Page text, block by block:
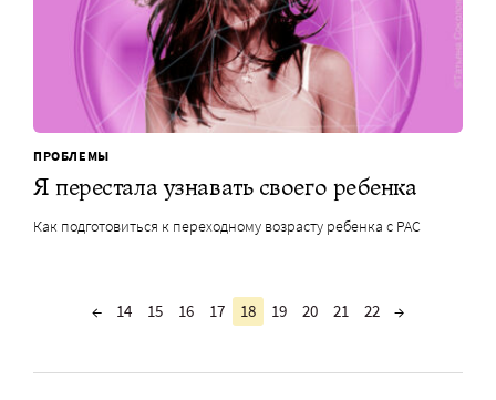
ПРОБЛЕМЫ
Я перестала узнавать своего ребенка
Как подготовиться к переходному возрасту ребенка с РАС
← 14 15 16 17 18 19 20 21 22 →